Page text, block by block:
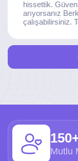
hissettik.
arıyorsanız
çalışabilirsiniz.
Mutlu